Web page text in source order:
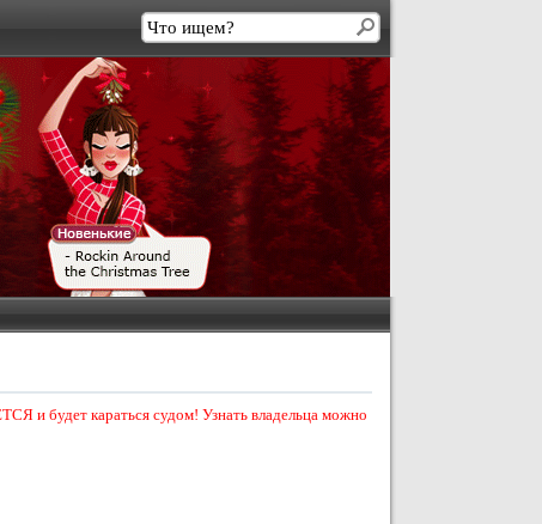
и будет караться судом! Узнать владельца можно